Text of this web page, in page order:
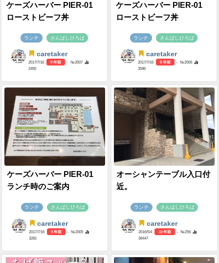
ケーズハーバー PIER-01
ローストビーフ丼
ランチ さんばしひろば
caretaker
2017/7/16 9 年前
- №2007
2450
ケーズハーバー PIER-01
ローストビーフ丼
ランチ さんばしひろば
caretaker
2017/7/16 9 年前
- №2006
3596
ケーズハーバー PIER-01
ランチ時のご案内
ランチ さんばしひろば
caretaker
2017/7/16 9 年前
- №2005
3281
オーシャンテーブル入口付
近。
ランチ さんばしひろば
caretaker
2016/5/4 10 年前
- №256
36447